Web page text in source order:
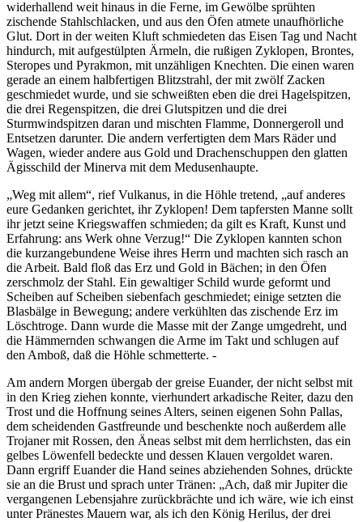
widerhallend weit hinaus in die Ferne, im Gewölbe sprühten
zischende Stahlschlacken, und aus den Öfen atmete unaufhörliche
Glut. Dort in der weiten Kluft schmiedeten das Eisen Tag und Nacht
hindurch, mit aufgestülpten Ärmeln, die rußigen Zyklopen, Brontes,
Steropes und Pyrakmon, mit unzähligen Knechten. Die einen waren
gerade an einem halbfertigen Blitzstrahl, der mit zwölf Zacken
geschmiedet wurde, und sie schweißten eben die drei Hagelspitzen,
die drei Regenspitzen, die drei Glutspitzen und die drei
Sturmwindspitzen daran und mischten Flamme, Donnergeroll und
Entsetzen darunter. Die andern verfertigten dem Mars Räder und
Wagen, wieder andere aus Gold und Drachenschuppen den glatten
Ägisschild der Minerva mit dem Medusenhaupte.
„Weg mit allem“, rief Vulkanus, in die Höhle tretend, „auf anderes
eure Gedanken gerichtet, ihr Zyklopen! Dem tapfersten Manne sollt
ihr jetzt seine Kriegswaffen schmieden; da gilt es Kraft, Kunst und
Erfahrung: ans Werk ohne Verzug!“ Die Zyklopen kannten schon
die kurzangebundene Weise ihres Herrn und machten sich rasch an
die Arbeit. Bald floß das Erz und Gold in Bächen; in den Öfen
zerschmolz der Stahl. Ein gewaltiger Schild wurde geformt und
Scheiben auf Scheiben siebenfach geschmiedet; einige setzten die
Blasbälge in Bewegung; andere verkühlten das zischende Erz im
Löschtroge. Dann wurde die Masse mit der Zange umgedreht, und
die Hämmernden schwangen die Arme im Takt und schlugen auf
den Amboß, daß die Höhle schmetterte. -
Am andern Morgen übergab der greise Euander, der nicht selbst mit
in den Krieg ziehen konnte, vierhundert arkadische Reiter, dazu den
Trost und die Hoffnung seines Alters, seinen eigenen Sohn Pallas,
dem scheidenden Gastfreunde und beschenkte noch außerdem alle
Trojaner mit Rossen, den Äneas selbst mit dem herrlichsten, das ein
gelbes Löwenfell bedeckte und dessen Klauen vergoldet waren.
Dann ergriff Euander die Hand seines abziehenden Sohnes, drückte
sie an die Brust und sprach unter Tränen: „Ach, daß mir Jupiter die
vergangenen Lebensjahre zurückbrächte und ich wäre, wie ich einst
unter Pränestes Mauern war, als ich den König Herilus, der drei